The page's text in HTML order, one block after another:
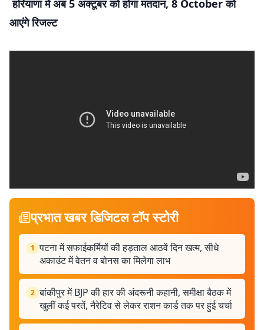
हरियाणा में अब 5 अक्टूबर को होगा मतदान, 8 October को
आएंगे रिजल्ट
प्रभात खबर डिजिटल टॉप स्टोरी
1 पटना में सफाईकर्मियों की हड़ताल आठवें दिन खत्म, सीधे
अकाउंट में वेतन व बोनस का मिलेगा लाभ
2 बांकीपुर में BJP की हार की अंदरूनी कहानी, समीक्षा बैठक में
खुलीं कई परतें, नैरेटिव से लेकर राशन कार्ड तक पर हुई चर्चा